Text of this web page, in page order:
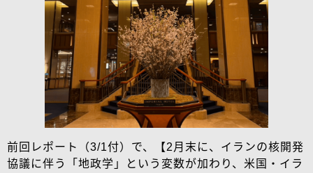
前回レポート（3/1付）で、【2月末に、イランの核開発
協議に伴う「地政学」という変数が加わり、米国・イラ